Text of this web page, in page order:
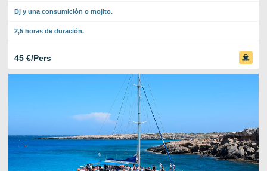
Dj y una consumición o mojito.
2,5 horas de duración.
45 €/Pers